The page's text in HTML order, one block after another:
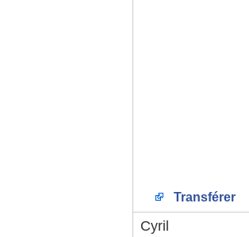
Transférer
Cyril